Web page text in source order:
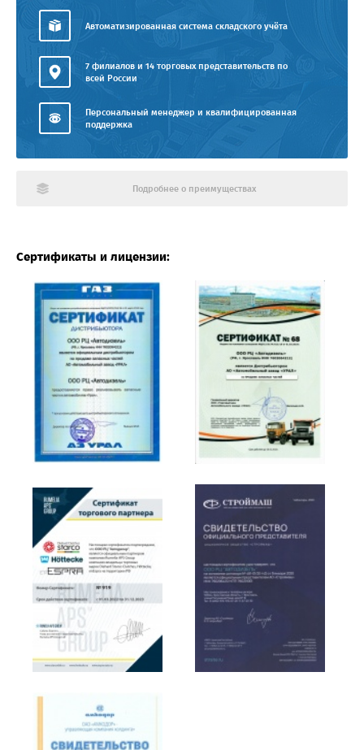
Автоматизированная система складского учёта
7 филиалов и 14 торговых представительств по
всей России
Персональный менеджер и квалифицированная
поддержка
Подробнее о преимуществах
Сертификаты и лицензии: